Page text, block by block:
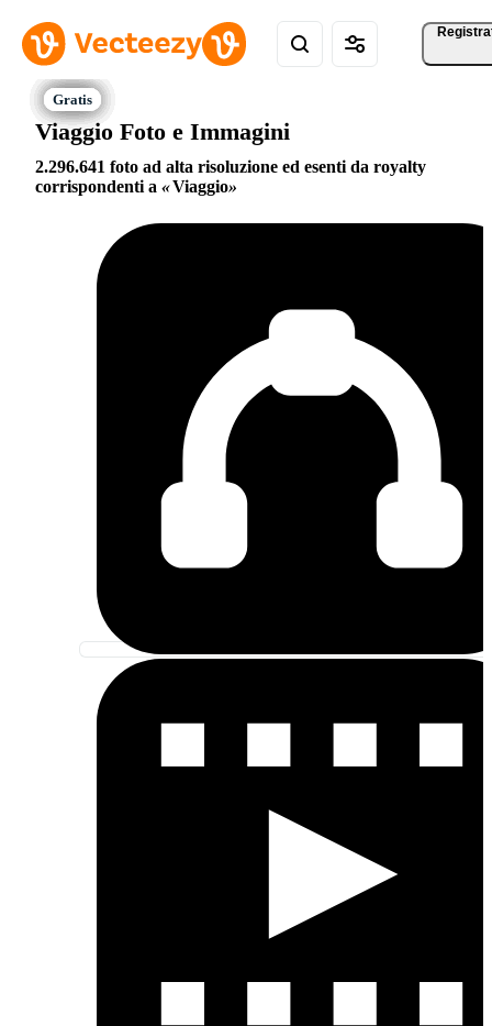
Viaggio Foto e Immagini
2.296.641 foto ad alta risoluzione ed esenti da royalty
corrispondenti a
Viaggio